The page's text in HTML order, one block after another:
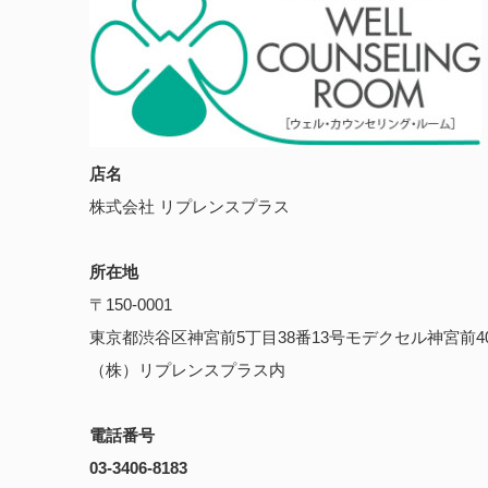
店名
株式会社 リプレンスプラス
所在地
〒150-0001
東京都渋谷区神宮前5丁目38番13号モデクセル神宮前
（株）リプレンスプラス内
電話番号
03-3406-8183